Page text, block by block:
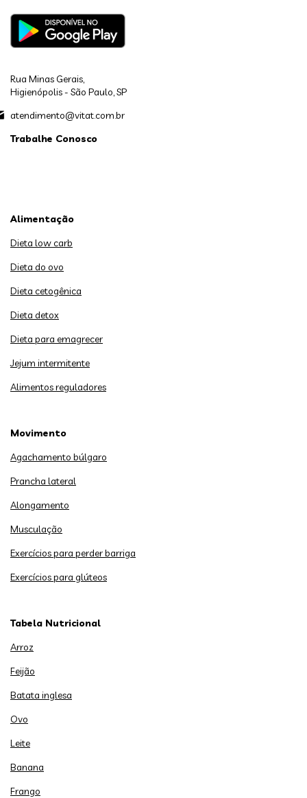
Rua Minas Gerais,
Higienópolis - São Paulo, SP
atendimento@vitat.com.br
Trabalhe Conosco
Alimentação
Dieta low carb
Dieta do ovo
Dieta cetogênica
Dieta detox
Dieta para emagrecer
Jejum intermitente
Alimentos reguladores
Movimento
Agachamento búlgaro
Prancha lateral
Alongamento
Musculação
Exercícios para perder barriga
Exercícios para glúteos
Tabela Nutricional
Arroz
Feijão
Batata inglesa
Ovo
Leite
Banana
Frango